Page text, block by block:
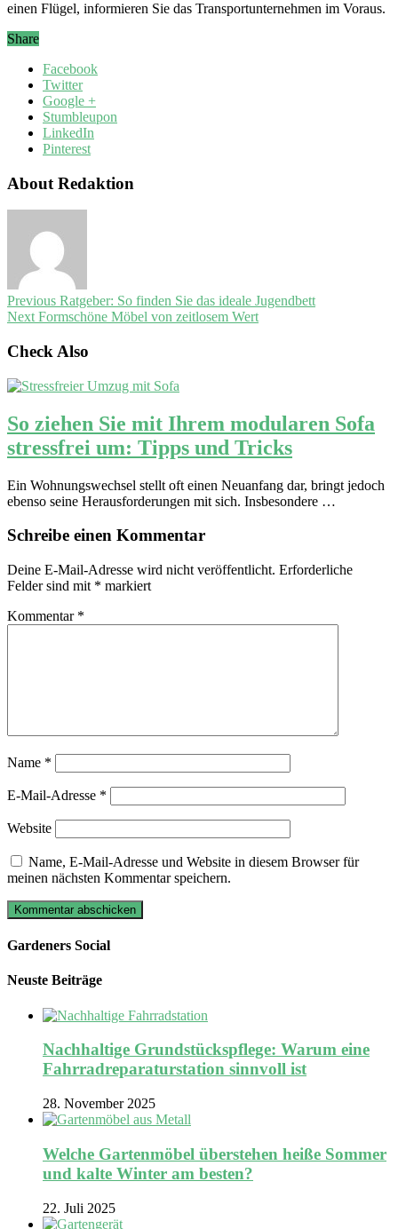
einen Flügel, informieren Sie das Transportunternehmen im Voraus.
Share
Facebook
Twitter
Google +
Stumbleupon
LinkedIn
Pinterest
About Redaktion
Previous Ratgeber: So finden Sie das ideale Jugendbett
Next Formschöne Möbel von zeitlosem Wert
Check Also
So ziehen Sie mit Ihrem modularen Sofa
stressfrei um: Tipps und Tricks
Ein Wohnungswechsel stellt oft einen Neuanfang dar, bringt jedoch
ebenso seine Herausforderungen mit sich. Insbesondere …
Schreibe einen Kommentar
Deine E-Mail-Adresse wird nicht veröffentlicht. Erforderliche
Felder sind mit * markiert
Kommentar *
Name *
E-Mail-Adresse *
Website
Name, E-Mail-Adresse und Website in diesem Browser für
meinen nächsten Kommentar speichern.
Gardeners Social
Neuste Beiträge
Nachhaltige Grundstückspflege: Warum eine
Fahrradreparaturstation sinnvoll ist
28. November 2025
Welche Gartenmöbel überstehen heiße Sommer
und kalte Winter am besten?
22. Juli 2025